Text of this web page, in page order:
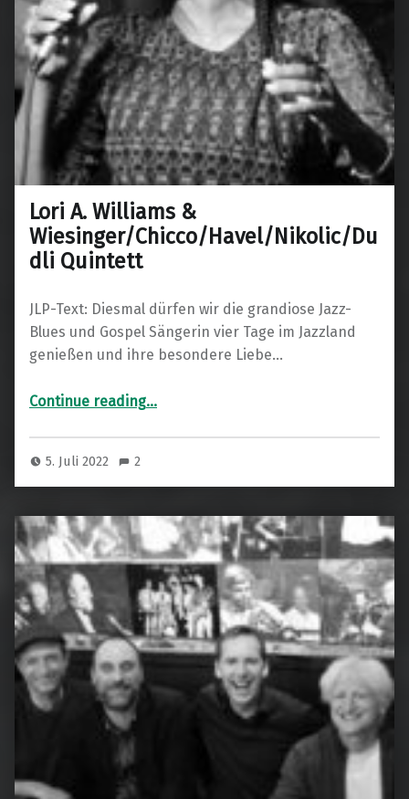
Lori A. Williams &
Wiesinger/Chicco/Havel/Nikolic/Du
dli Quintett
JLP-Text: Diesmal dürfen wir die grandiose Jazz-
Blues und Gospel Sängerin vier Tage im Jazzland
genießen und ihre besondere Liebe…
Continue reading“Lori A. Williams & Wiesinger/Chicco/Havel/Nikolic/Dudli Quintett”
…
5. Juli 2022 2